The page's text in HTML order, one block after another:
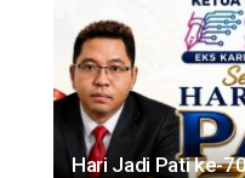
Hari Jadi Pati ke-